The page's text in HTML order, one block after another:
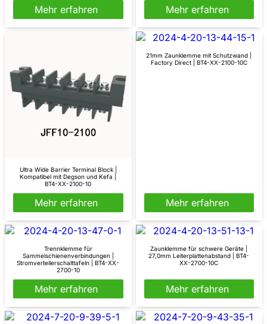
Mehr erfahren Mehr erfahren
Ultra Wide Barrier Terminal Block |
Kompatibel mit Degson und Kefa |
BT4-XX-2100-10
Mehr erfahren
21mm Zaunklemme mit Schutzwand |
Factory Direct | BT4-XX-2100-10C
Mehr erfahren
Trennklemme für
Sammelschienenverbindungen |
Stromverteilerschalttafeln | BT4-XX-
2700-10
Mehr erfahren
Zaunklemme für schwere Geräte |
27,0mm Leiterplattenabstand | BT4-
XX-2700-10C
Mehr erfahren